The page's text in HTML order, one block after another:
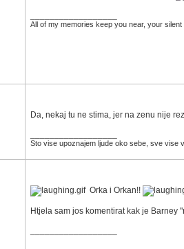
All of my memories keep you near, your
Da, nekaj tu ne stima, jer na zenu nije
Sto vise upoznajem ljude oko sebe, sve vise
Orka i Orkan!!
Htjela sam jos komentirat kak je Barney